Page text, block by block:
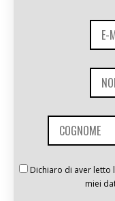
Dichiaro di aver letto
miei